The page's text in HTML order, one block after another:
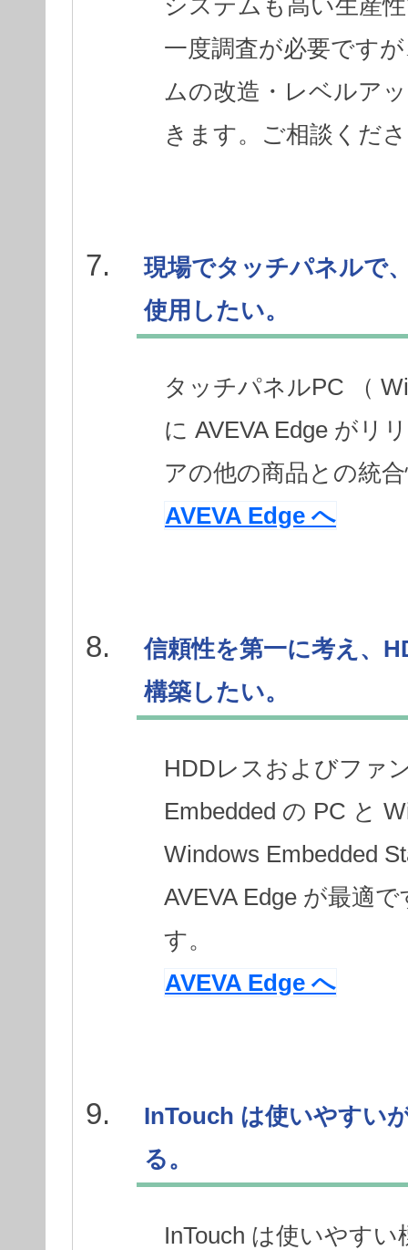
システムも高い生産
一度調査が必要です
ムの改造・レベルア
きます。ご相談くだ
現場でタッチパネルで
使用したい。
タッチパネルPC （
に AVEVA Edge がリ
アの他の商品との統
AVEVA Edge へ
信頼性を第一に考え、
構築したい。
HDDレスおよびファ
Embedded の PC と
Windows Embedded
AVEVA Edge が最適
す。
AVEVA Edge へ
InTouch は使いやすい
る。
InTouch は使いやす